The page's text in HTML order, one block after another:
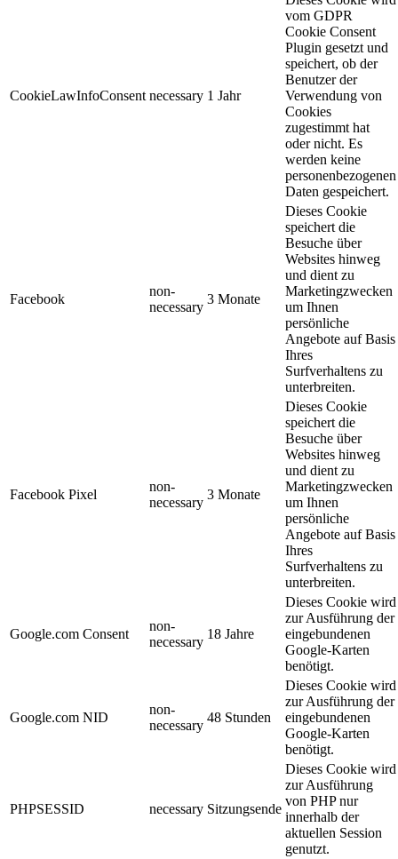
CookieLawInfoConsent necessary 1 Jahr
vom GDPR
Cookie Consent
Plugin gesetzt und
speichert, ob der
Benutzer der
Verwendung von
Cookies
zugestimmt hat
oder nicht. Es
werden keine
personenbezogenen
Daten gespeichert.
Facebook
non-
necessary
3 Monate
Dieses Cookie
speichert die
Besuche über
Websites hinweg
und dient zu
Marketingzwecken
um Ihnen
persönliche
Angebote auf Basis
Ihres
Surfverhaltens zu
unterbreiten.
Facebook Pixel
non-
necessary
3 Monate
Dieses Cookie
speichert die
Besuche über
Websites hinweg
und dient zu
Marketingzwecken
um Ihnen
persönliche
Angebote auf Basis
Ihres
Surfverhaltens zu
unterbreiten.
Google.com Consent
non-
necessary
18 Jahre
Dieses Cookie wird
zur Ausführung der
eingebundenen
Google-Karten
benötigt.
Google.com NID
non-
necessary
48 Stunden
Dieses Cookie wird
zur Ausführung der
eingebundenen
Google-Karten
benötigt.
PHPSESSID necessary Sitzungsende
Dieses Cookie wird
zur Ausführung
von PHP nur
innerhalb der
aktuellen Session
genutzt.